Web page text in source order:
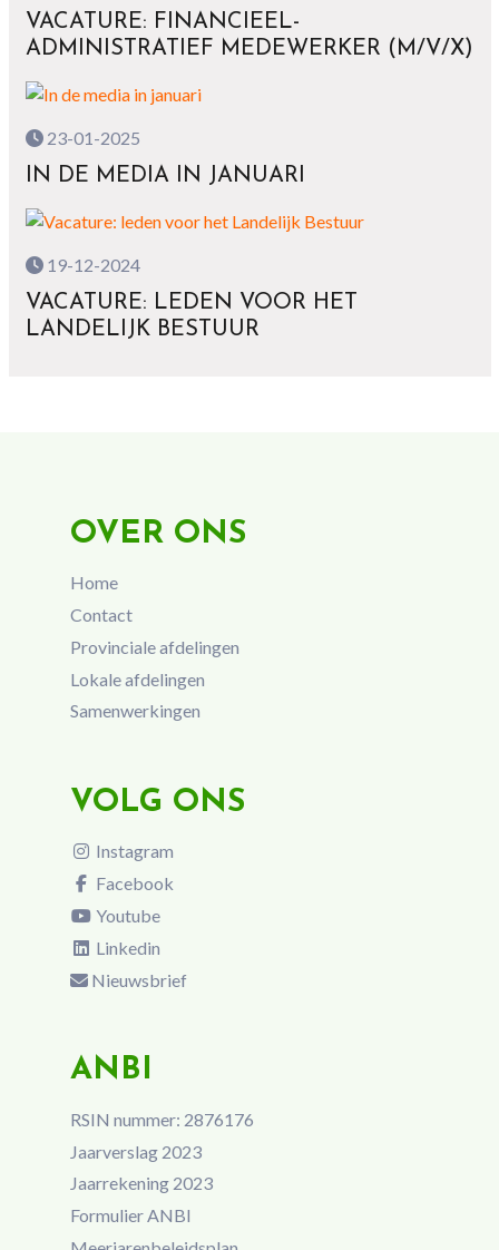
VACATURE: FINANCIEEL-
ADMINISTRATIEF MEDEWERKER (M/V/X)
23-01-2025
IN DE MEDIA IN JANUARI
19-12-2024
VACATURE: LEDEN VOOR HET
LANDELIJK BESTUUR
OVER ONS
Home
Contact
Provinciale afdelingen
Lokale afdelingen
Samenwerkingen
VOLG ONS
Instagram
Facebook
Youtube
Linkedin
Nieuwsbrief
ANBI
RSIN nummer: 2876176
Jaarverslag 2023
Jaarrekening 2023
Formulier ANBI